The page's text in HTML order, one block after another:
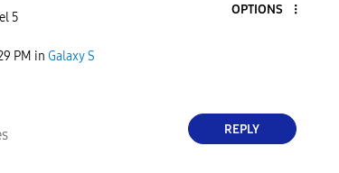
5
OPTIONS
PM in Galaxy S
REPLY